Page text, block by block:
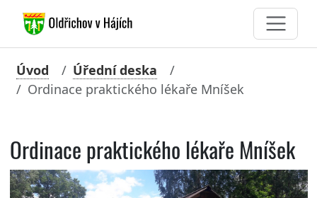
Úvod
Úřední deska
Ordinace praktického lékaře Mníšek
Ordinace praktického lékaře Mníšek